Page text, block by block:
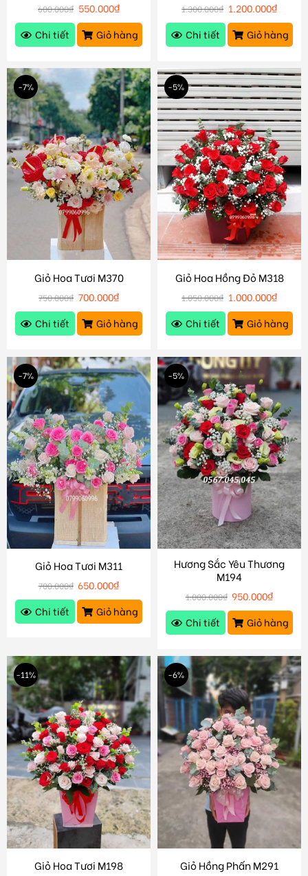
600.000₫ 550.000₫
Chi tiết
Giỏ hàng
1.300.000₫ 1.200.000₫
Chi tiết
Giỏ hàng
-7%
Giỏ Hoa Tươi M370
750.000₫ 700.000₫
Chi tiết
Giỏ hàng
-5%
Giỏ Hoa Hồng Đỏ M318
1.050.000₫ 1.000.000₫
Chi tiết
Giỏ hàng
-7%
Giỏ Hoa Tươi M311
700.000₫ 650.000₫
Chi tiết
Giỏ hàng
-5%
Hương Sắc Yêu Thương
M194
1.000.000₫ 950.000₫
Chi tiết
Giỏ hàng
-11%
Giỏ Hoa Tươi M198
-6%
Giỏ Hồng Phấn M291